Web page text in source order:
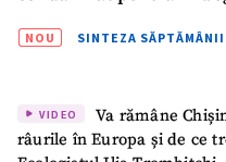
GARDĂ
NOU SINTEZA SĂPTĂMÂNII
VIDEO
Va rămâne
râurile în Europa și de ce